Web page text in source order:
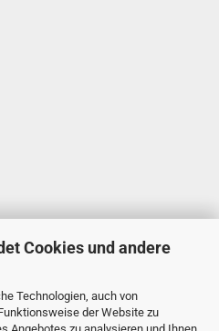
Cookies und andere
Technologien, auch von
der Website zu